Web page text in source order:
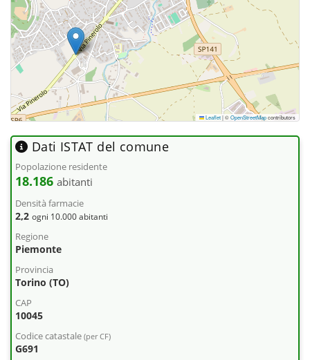
Leaflet|©OpenStreetMapcontributors
Dati ISTAT del comune
Popolazione residente
18.186 abitanti
Densità farmacie
2,2 ogni 10.000 abitanti
Regione
Piemonte
Provincia
Torino (TO)
CAP
10045
Codice catastale (per CF)
G691